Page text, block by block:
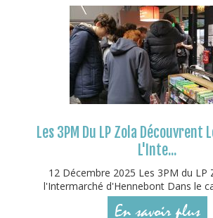
Les 3PM Du LP Zola Découvrent
L'Inte...
12 Décembre 2025 Les 3PM du LP
l'Intermarché d'Hennebont Dans le
En savoir plus